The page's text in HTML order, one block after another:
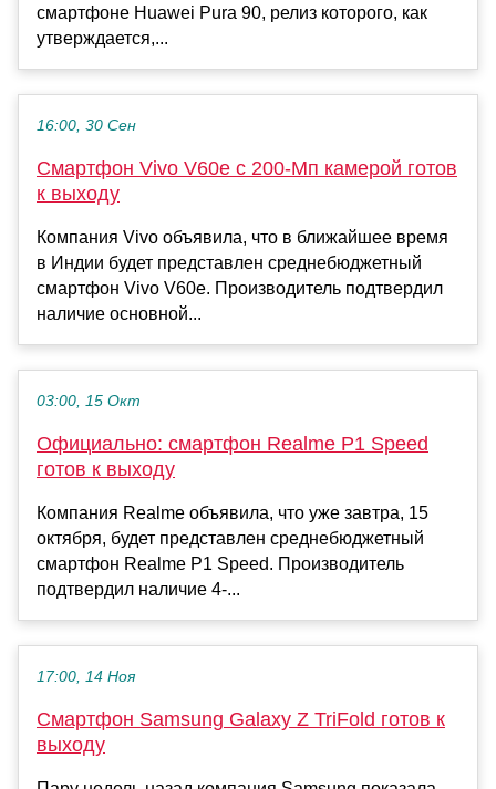
смартфоне Huawei Pura 90, релиз которого, как
утверждается,...
16:00, 30 Сен
Смартфон Vivo V60e с 200-Мп камерой готов
к выходу
Компания Vivo объявила, что в ближайшее время
в Индии будет представлен среднебюджетный
смартфон Vivo V60e. Производитель подтвердил
наличие основной...
03:00, 15 Окт
Официально: смартфон Realme P1 Speed
готов к выходу
Компания Realme объявила, что уже завтра, 15
октября, будет представлен среднебюджетный
смартфон Realme P1 Speed. Производитель
подтвердил наличие 4-...
17:00, 14 Ноя
Смартфон Samsung Galaxy Z TriFold готов к
выходу